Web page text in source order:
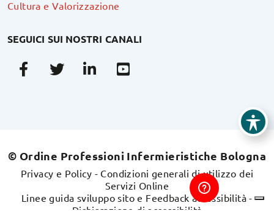
Cultura e Valorizzazione
SEGUICI SUI NOSTRI CANALI
FacebookTwitterLinkedin
© Ordine Professioni Infermieristiche Bologna
Privacy e Policy - Condizioni generali di utilizzo dei
Servizi Online
Linee guida sviluppo sito e Feedback accessibilità -